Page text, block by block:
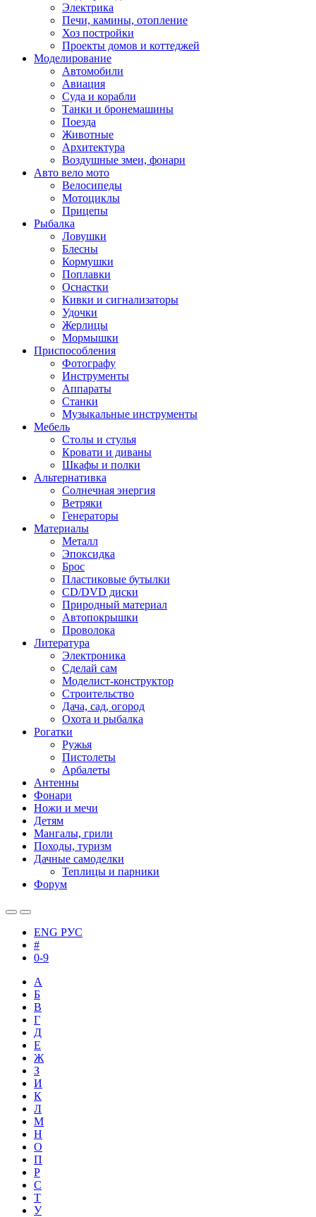
Электрика
Печи, камины, отопление
Хоз постройки
Проекты домов и коттеджей
Моделирование
Автомобили
Авиация
Суда и корабли
Танки и бронемашины
Поезда
Животные
Архитектура
Воздушные змеи, фонари
Авто вело мото
Велосипеды
Мотоциклы
Прицепы
Рыбалка
Ловушки
Блесны
Кормушки
Поплавки
Оснастки
Кивки и сигнализаторы
Удочки
Жерлицы
Мормышки
Приспособления
Фотографу
Инструменты
Аппараты
Станки
Музыкальные инструменты
Мебель
Столы и стулья
Кровати и диваны
Шкафы и полки
Альтернативка
Солнечная энергия
Ветряки
Генераторы
Материалы
Металл
Эпоксидка
Брос
Пластиковые бутылки
CD/DVD диски
Природный материал
Автопокрышки
Проволока
Литература
Электроника
Сделай сам
Моделист-конструктор
Строительство
Дача, сад, огород
Охота и рыбалка
Рогатки
Ружья
Пистолеты
Арбалеты
Антенны
Фонари
Ножи и мечи
Детям
Мангалы, грили
Походы, туризм
Дачные самоделки
Теплицы и парники
Форум
ENG РУС
#
0-9
А
Б
В
Г
Д
Е
Ж
З
И
К
Л
М
Н
О
П
Р
С
Т
У